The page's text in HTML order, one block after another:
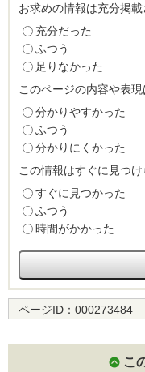
お求めの情報は充分掲
充分だった
ふつう
足りなかった
このページの内容や表
分かりやすかった
ふつう
分かりにくかった
この情報はすぐに見つ
すぐに見つかった
ふつう
時間がかかった
ページID： 000273484
こ